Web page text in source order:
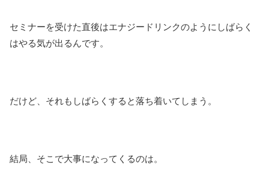
セミナーを受けた直後はエナジードリンクのようにしばらく
はやる気が出るんです。
だけど、それもしばらくすると落ち着いてしまう。
結局、そこで大事になってくるのは。